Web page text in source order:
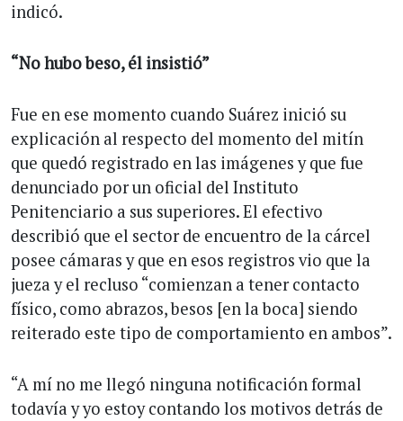
indicó.
“No hubo beso, él insistió”
Fue en ese momento cuando Suárez inició su
explicación al respecto del momento del mitín
que quedó registrado en las imágenes y que fue
denunciado por un oficial del Instituto
Penitenciario a sus superiores. El efectivo
describió que el sector de encuentro de la cárcel
posee cámaras y que en esos registros vio que la
jueza y el recluso “comienzan a tener contacto
físico, como abrazos, besos [en la boca] siendo
reiterado este tipo de comportamiento en ambos”.
“A mí no me llegó ninguna notificación formal
todavía y yo estoy contando los motivos detrás de